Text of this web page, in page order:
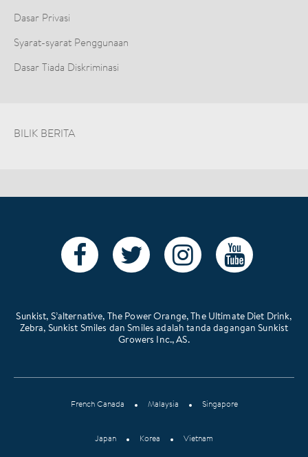
Dasar Privasi
Syarat-syarat Penggunaan
Dasar Tiada Diskriminasi
BILIK BERITA
Sunkist, S’alternative, The Power Orange, The Ultimate Diet Drink,
Zebra, Sunkist Smiles dan Smiles adalah tanda dagangan Sunkist
Growers Inc., AS.
French Canada Malaysia Singapore
Japan Korea Vietnam